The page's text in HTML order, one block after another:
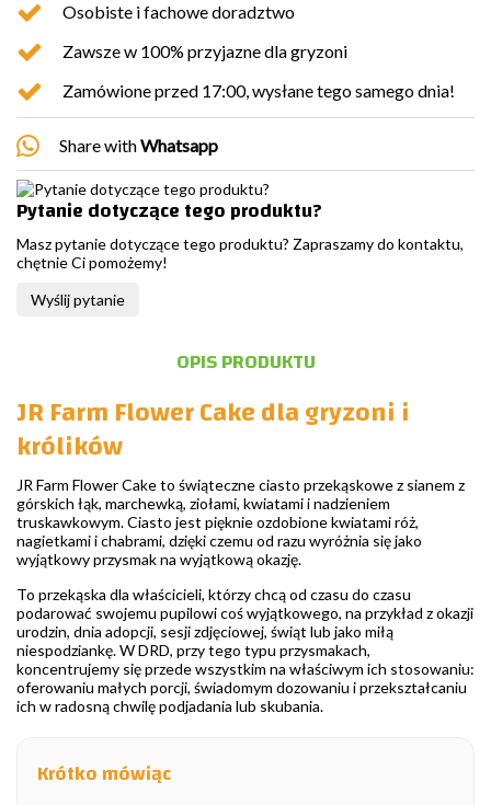
Osobiste i fachowe doradztwo
Zawsze w 100% przyjazne dla gryzoni
Zamówione przed 17:00, wysłane tego samego dnia!
Share withWhatsapp
Pytanie dotyczące tego produktu?
Masz pytanie dotyczące tego produktu? Zapraszamy do kontaktu,
chętnie Ci pomożemy!
Wyślij pytanie
OPIS PRODUKTU
JR Farm Flower Cake dla gryzoni i
królików
JR Farm Flower Cake to świąteczne ciasto przekąskowe z sianem z
górskich łąk, marchewką, ziołami, kwiatami i nadzieniem
truskawkowym. Ciasto jest pięknie ozdobione kwiatami róż,
nagietkami i chabrami, dzięki czemu od razu wyróżnia się jako
wyjątkowy przysmak na wyjątkową okazję.
To przekąska dla właścicieli, którzy chcą od czasu do czasu
podarować swojemu pupilowi coś wyjątkowego, na przykład z okazji
urodzin, dnia adopcji, sesji zdjęciowej, świąt lub jako miłą
niespodziankę. W DRD, przy tego typu przysmakach,
koncentrujemy się przede wszystkim na właściwym ich stosowaniu:
oferowaniu małych porcji, świadomym dozowaniu i przekształcaniu
ich w radosną chwilę podjadania lub skubania.
Krótko mówiąc